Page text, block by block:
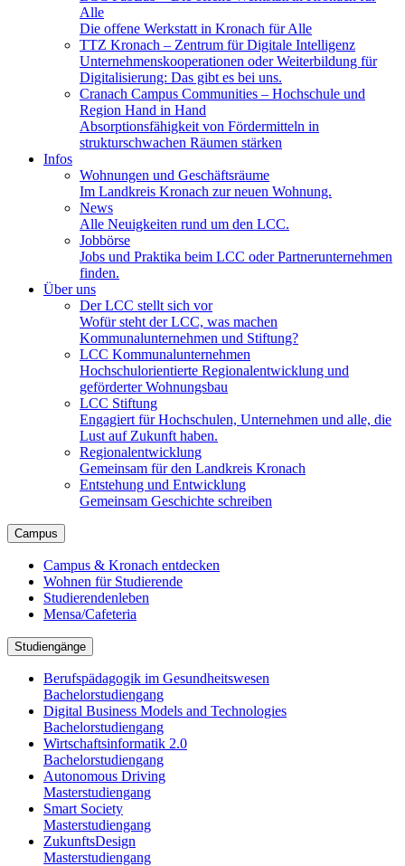
Alle
Die offene Werkstatt in Kronach für Alle
TTZ Kronach – Zentrum für Digitale Intelligenz
Unternehmenskooperationen oder Weiterbildung für
Digitalisierung: Das gibt es bei uns.
Cranach Campus Communities – Hochschule und
Region Hand in Hand
Absorptionsfähigkeit von Fördermitteln in
strukturschwachen Räumen stärken
Infos
Wohnungen und Geschäftsräume
Im Landkreis Kronach zur neuen Wohnung.
News
Alle Neuigkeiten rund um den LCC.
Jobbörse
Jobs und Praktika beim LCC oder Partnerunternehmen
finden.
Über uns
Der LCC stellt sich vor
Wofür steht der LCC, was machen
Kommunalunternehmen und Stiftung?
LCC Kommunalunternehmen
Hochschulorientierte Regionalentwicklung und
geförderter Wohnungsbau
LCC Stiftung
Engagiert für Hochschulen, Unternehmen und alle, die
Lust auf Zukunft haben.
Regionalentwicklung
Gemeinsam für den Landkreis Kronach
Entstehung und Entwicklung
Gemeinsam Geschichte schreiben
Campus
Campus & Kronach entdecken
Wohnen für Studierende
Studierendenleben
Mensa/Cafeteria
Studiengänge
Berufspädagogik im Gesundheitswesen
Bachelorstudiengang
Digital Business Models and Technologies
Bachelorstudiengang
Wirtschaftsinformatik 2.0
Bachelorstudiengang
Autonomous Driving
Masterstudiengang
Smart Society
Masterstudiengang
ZukunftsDesign
Masterstudiengang